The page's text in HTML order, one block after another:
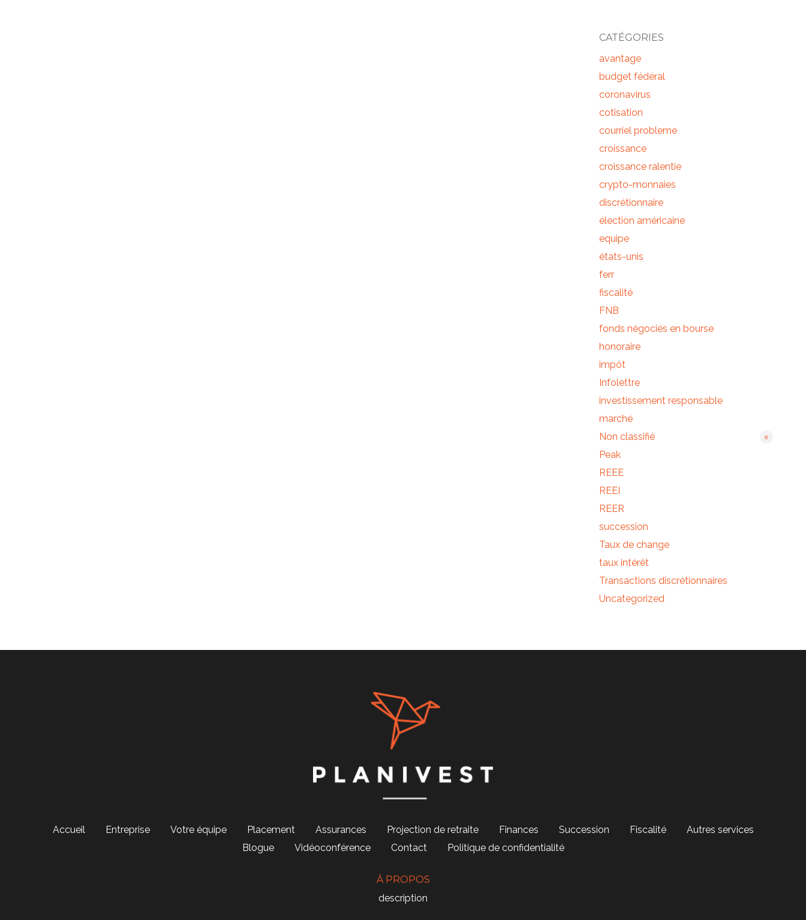
CATÉGORIES
avantage
budget fédéral
coronavirus
cotisation
courriel probleme
croissance
croissance ralentie
crypto-monnaies
discrétionnaire
élection américaine
equipe
états-unis
ferr
fiscalité
FNB
fonds négociés en bourse
honoraire
impôt
Infolettre
investissement responsable
marché
Non classifié
e
Peak
REEE
REEI
REER
succession
Taux de change
taux intérêt
Transactions discrétionnaires
Uncategorized
Accueil Entreprise Votre équipe Placement Assurances Projection de retraite Finances Succession Fiscalité
Autres services
Blogue
Vidéoconférence Contact Politique de confidentialité
À PROPOS
description